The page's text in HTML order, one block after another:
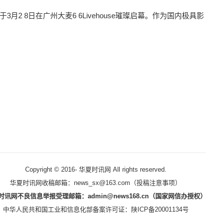
3月2 8日在广州大麦6 6Livehouse璀璨启幕。作为国内极具影
Copyright © 2016-华夏时讯网 All rights reserved.
华夏时讯网收稿邮箱：news_sx@163.com（投稿注意事项）
讯网不良信息举报受理邮箱：admin@news168.cn（国家网信办授权）
中华人民共和国工业和信息化部备案许可证： 陕ICP备20001134号